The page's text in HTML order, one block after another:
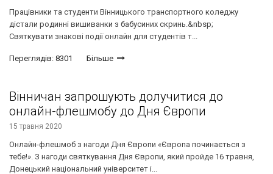
Працівники та студенти Вінницького транспортного коледжу
дістали родинні вишиванки з бабусиних скринь.&nbsp;
Святкувати знакові події онлайн для студентів т...
Переглядів: 8301 Більше
Вінничан запрошують долучитися до
онлайн-флешмобу до Дня Європи
15 травня 2020
Онлайн-флешмоб з нагоди Дня Європи «Європа починається з
тебе!». З нагоди святкування Дня Європи, який пройде 16 травня,
Донецький національний університет і...